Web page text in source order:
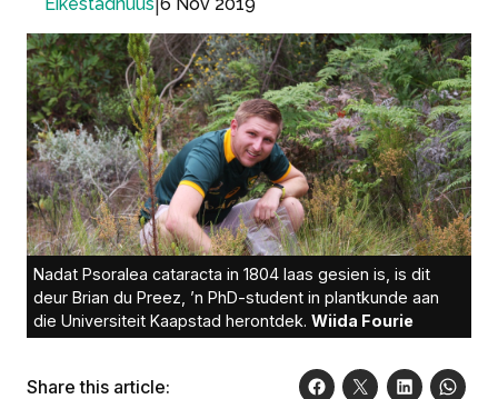
Nadat Psoralea cataracta in 1804 laas gesien is, is dit
deur Brian du Preez, ’n PhD-student in plantkunde aan
die Universiteit Kaapstad herontdek. Wiida Fourie
Share this article: